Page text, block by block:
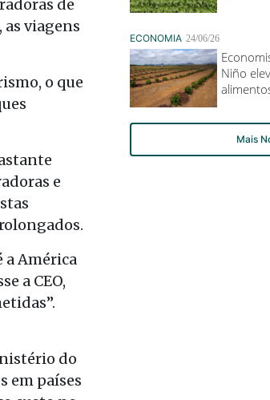
de
viagens
o que
e
a América
a CEO,
do
em países